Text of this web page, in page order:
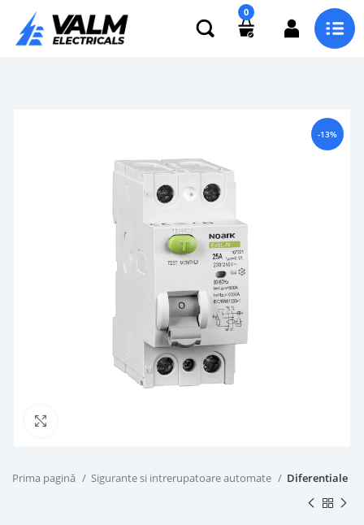
0
-13%
Prima pagină Sigurante si intrerupatoare automate Diferentiale